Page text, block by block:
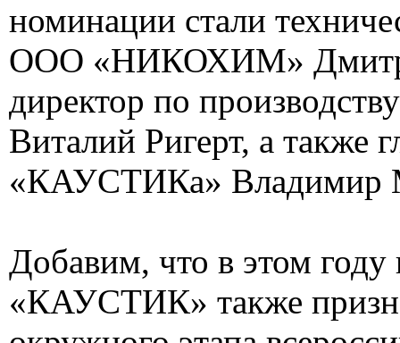
номинации стали
ООО «НИКОХИМ»
директор по
Виталий Ригерт, а также
«КАУСТИКа» Владимир
Добавим, что в этом году
«КАУСТИК» также